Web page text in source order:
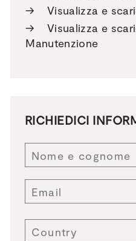
→
Visualizza e
→
Visualizza e
Manutenzione
RICHIEDICI